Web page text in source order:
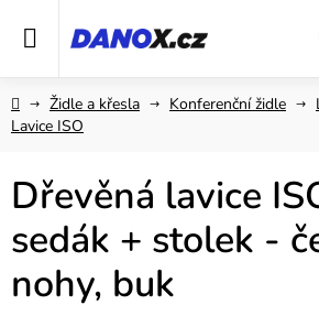
DomůŽidle a křesla Konferenční židle
Lavice ISO
Dřevěná lavice
sedák + stolek -
nohy, buk